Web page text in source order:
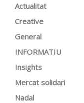
Actualitat
Creative
General
INFORMATIU
Insights
Mercat solidari
Nadal